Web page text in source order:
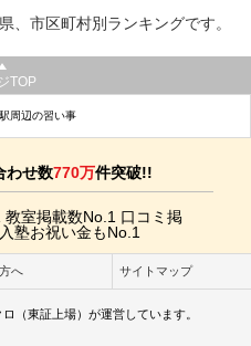
、市区町村別ランキングです。
TOP
周辺の習い事
わせ数770万件突破!!
へ サイトマップ
（東証上場）が運営しています。